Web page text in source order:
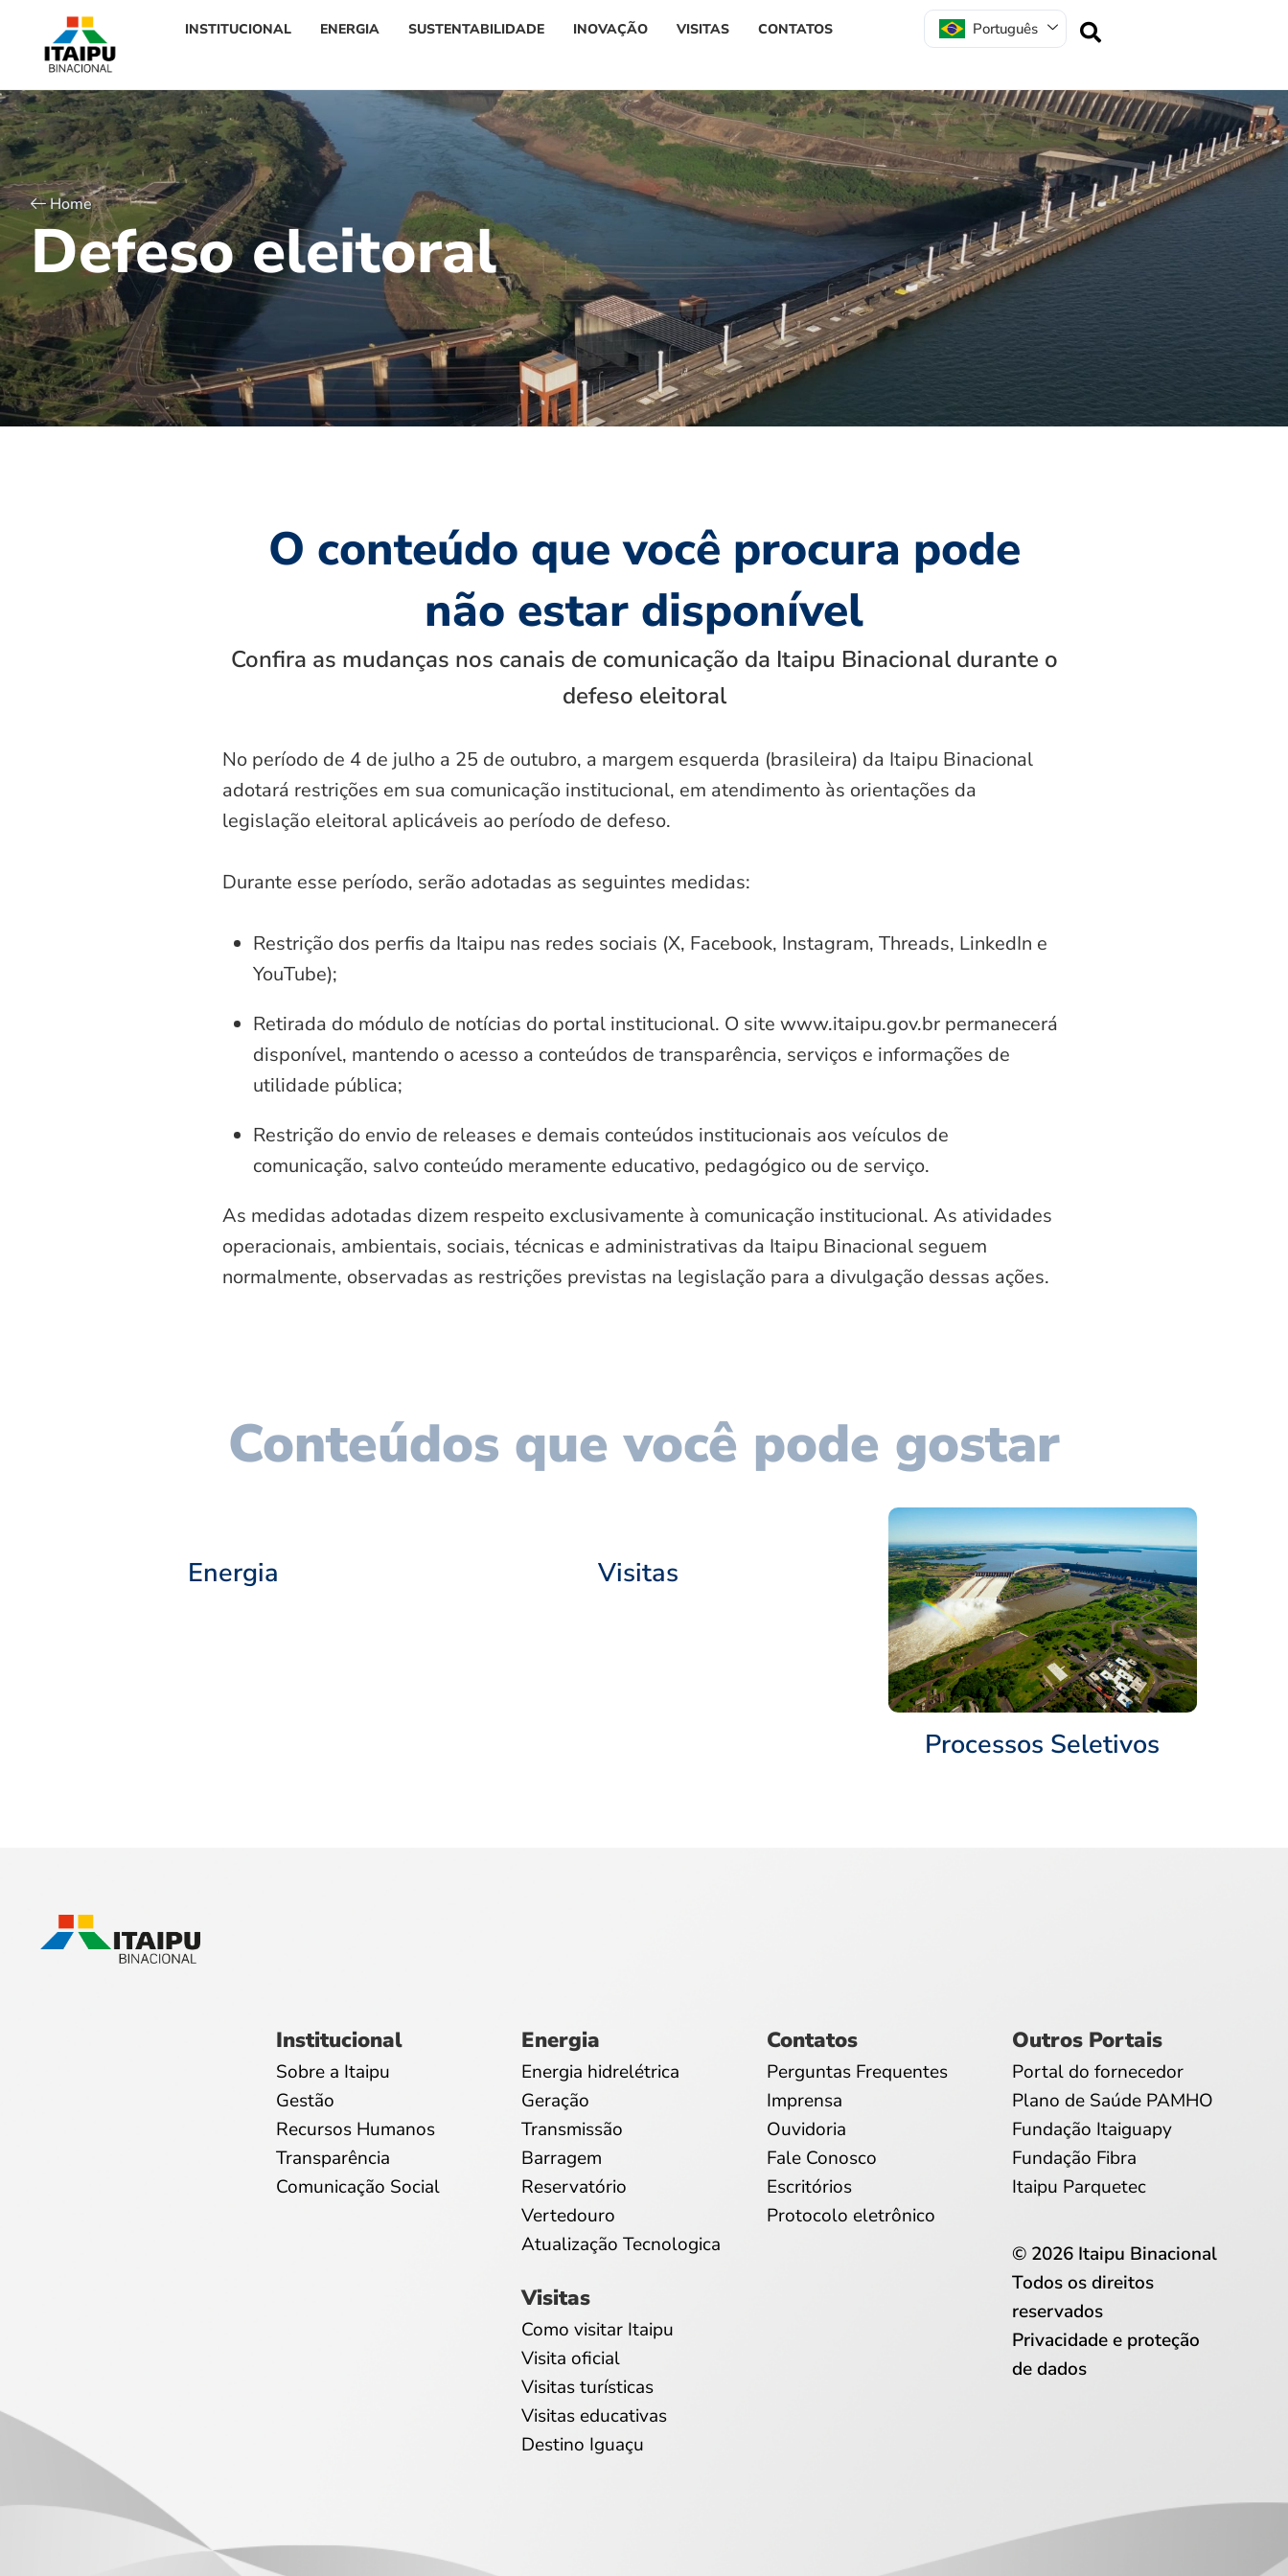
INSTITUCIONAL ENERGIA SUSTENTABILIDADE INOVAÇÃO VISITAS CONTATOS Português
Home
Defeso eleitoral
O conteúdo que você procura pode
não estar disponível
Confira as mudanças nos canais de comunicação da Itaipu Binacional durante o
defeso eleitoral
No período de 4 de julho a 25 de outubro, a margem esquerda (brasileira) da Itaipu Binacional
adotará restrições em sua comunicação institucional, em atendimento às orientações da
legislação eleitoral aplicáveis ao período de defeso.
Durante esse período, serão adotadas as seguintes medidas:
Restrição dos perfis da Itaipu nas redes sociais (X, Facebook, Instagram, Threads, LinkedIn e
YouTube);
Retirada do módulo de notícias do portal institucional. O site www.itaipu.gov.br permanecerá
disponível, mantendo o acesso a conteúdos de transparência, serviços e informações de
utilidade pública;
Restrição do envio de releases e demais conteúdos institucionais aos veículos de
comunicação, salvo conteúdo meramente educativo, pedagógico ou de serviço.
As medidas adotadas dizem respeito exclusivamente à comunicação institucional. As atividades
operacionais, ambientais, sociais, técnicas e administrativas da Itaipu Binacional seguem
normalmente, observadas as restrições previstas na legislação para a divulgação dessas ações.
Conteúdos que você pode gostar
Energia Visitas
Processos Seletivos
Institucional
Sobre a Itaipu
Gestão
Recursos Humanos
Transparência
Comunicação Social
Energia
Energia hidrelétrica
Geração
Transmissão
Barragem
Reservatório
Vertedouro
Atualização Tecnologica
Visitas
Como visitar Itaipu
Visita oficial
Visitas turísticas
Visitas educativas
Destino Iguaçu
Contatos
Perguntas Frequentes
Imprensa
Ouvidoria
Fale Conosco
Escritórios
Protocolo eletrônico
Outros Portais
Portal do fornecedor
Plano de Saúde PAMHO
Fundação Itaiguapy
Fundação Fibra
Itaipu Parquetec
© 2026 Itaipu Binacional
Todos os direitos
reservados
Privacidade e proteção
de dados